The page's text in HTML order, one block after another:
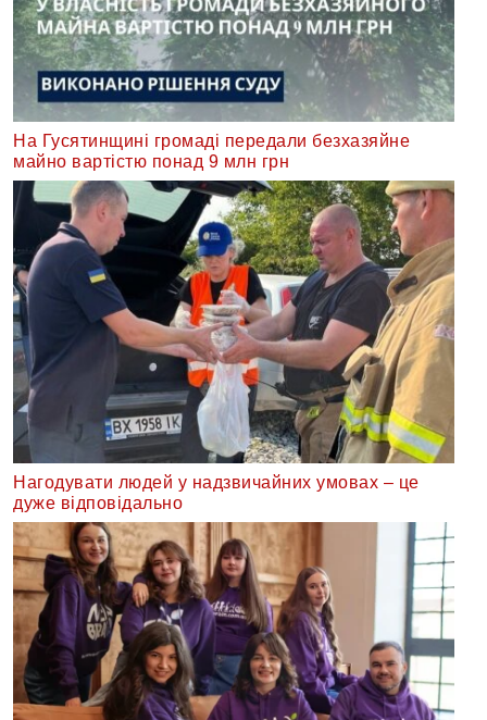
На Гусятинщині громаді передали безхазяйне
майно вартістю понад 9 млн грн
Нагодувати людей у надзвичайних умовах – це
дуже відповідально